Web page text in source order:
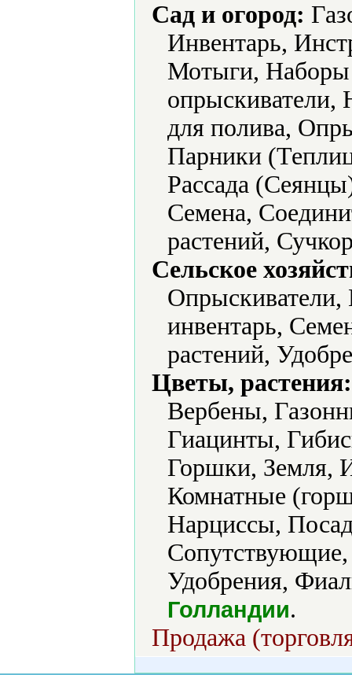
Сад и огород:
Инвентарь,
Мотыги, Наборы
опрыскиватели,
для полива,
Парники
Рассада
Семена,
растений,
Сельское
инвентарь,
растений,
Цветы, растения:
Вербены,
Гиацинты,
Горшки, Земля,
Комнатные
Нарцисcы,
Удобрения,
Голландии.
Продажа